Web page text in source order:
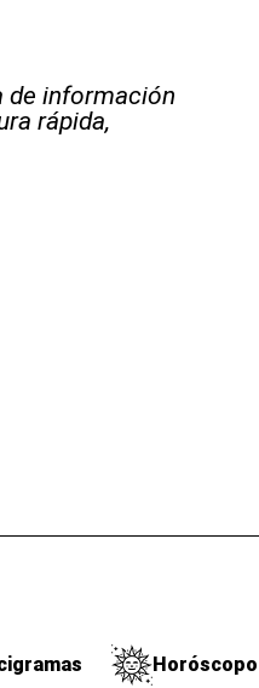
de información
rápida,
Horóscopo